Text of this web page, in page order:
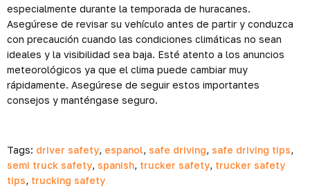
especialmente durante la temporada de huracanes.
Asegúrese de revisar su vehículo antes de partir y conduzca
con precaución cuando las condiciones climáticas no sean
ideales y la visibilidad sea baja. Esté atento a los anuncios
meteorológicos ya que el clima puede cambiar muy
rápidamente. Asegúrese de seguir estos importantes
consejos y manténgase seguro.
Tags: driver safety, espanol, safe driving, safe driving tips,
semi truck safety, spanish, trucker safety, trucker safety
tips, trucking safety